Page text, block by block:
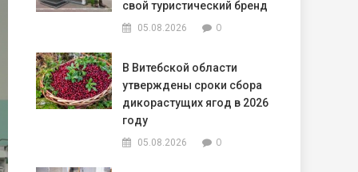
свой туристический бренд
05.08.2026 0
В Витебской области
утверждены сроки сбора
дикорастущих ягод в 2026
году
05.08.2026 0